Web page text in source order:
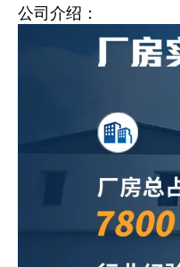
公司介绍：